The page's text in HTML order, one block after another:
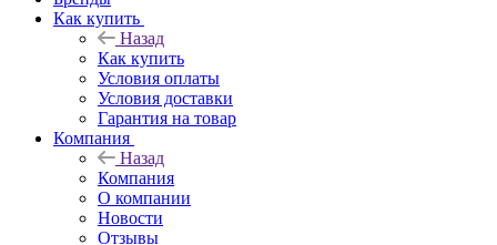
Как купить
Назад
Как купить
Условия оплаты
Условия доставки
Гарантия на товар
Компания
Назад
Компания
О компании
Новости
Отзывы